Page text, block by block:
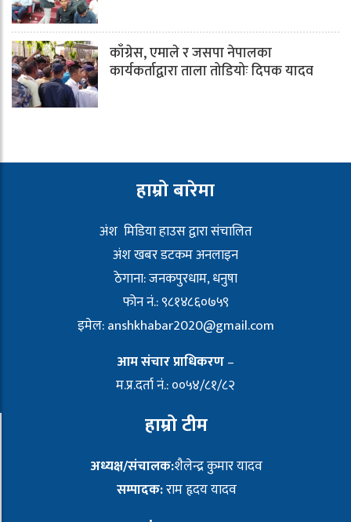
काँग्रेस, एमाले र जसपा नेपालका
कार्यकर्ताद्वारा ताला तोडियोः दिपक यादव
हाम्रो बारेमा
अंश मिडिया हाउस द्वारा संचालित
अंश खबर डटकम अनलाइन
ठेगाना: जनकपुरधाम, धनुषा
फोन नं.: ९८१४८६०७५९
इमेल:anshkhabar2020@gmail.com
आम संचार प्राधिकरण–
म.प्र.दर्ता नं.: ००५४/८१/८२
हाम्रो टीम
अध्यक्ष/संचालक:शैलेन्द्र कुमार यादव
सम्पादक:राम हृदय यादव